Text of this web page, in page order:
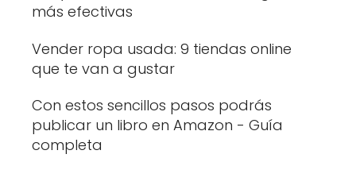
más efectivas
Vender ropa usada: 9 tiendas online
que te van a gustar
Con estos sencillos pasos podrás
publicar un libro en Amazon - Guía
completa